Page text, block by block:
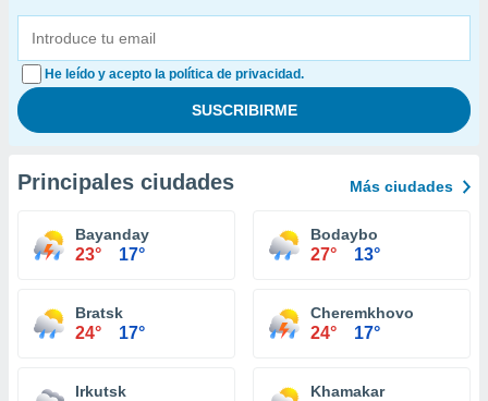
He leído y acepto la política de privacidad.
Principales ciudades Más ciudades
Bayanday
23° 17°
Bodaybo
27° 13°
Bratsk
24° 17°
Cheremkhovo
24° 17°
Irkutsk Khamakar